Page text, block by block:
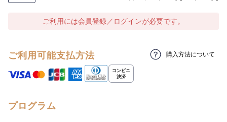
ご利用には会員登録／ログインが必要です。
ご利用可能支払方法 購入方法について
プログラム